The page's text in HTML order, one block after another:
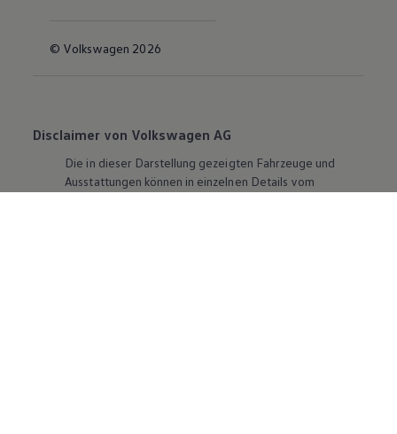
© Volkswagen 2026
Disclaimer von Volkswagen AG
Die in dieser Darstellung gezeigten Fahrzeuge und
Ausstattungen können in einzelnen Details vom